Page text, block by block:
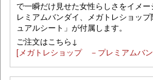
で一瞬だけ見せた女性らしさをイメ
レミアムバンダイ、メガトレショッ
ュアルシート」が付属します。
ご注文はこちら↓
[メガトレショップ －プレミアムバ